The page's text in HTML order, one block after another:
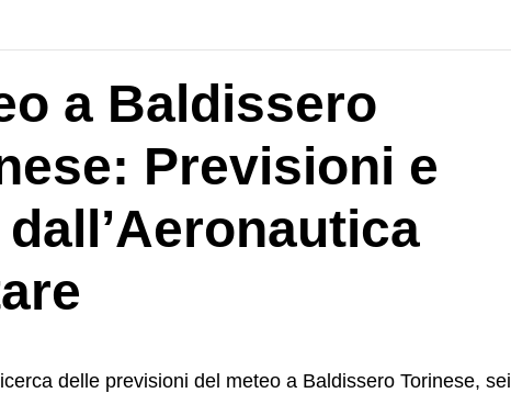
a Baldissero
Previsioni e
delle previsioni del meteo a Baldissero Torinese, sei